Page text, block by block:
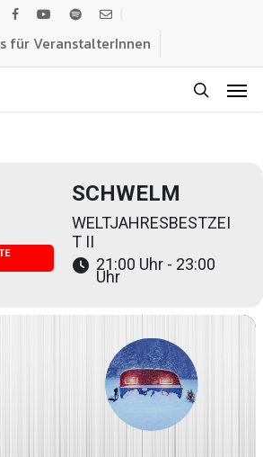
facebook
youtubespotifyemail
für VeranstalterInnen
SCHWELM
WELTJAHRESBESTZEI
T II
21:00 Uhr - 23:00
Uhr